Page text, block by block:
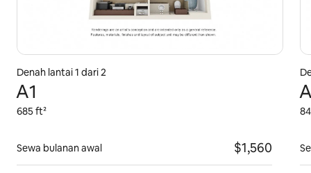
Denah lantai 1 dari 2
A1
685 ft²
Sewa bulanan awal $1,560